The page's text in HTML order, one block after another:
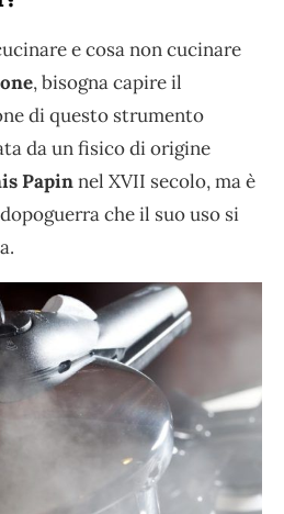
e cosa non cucinare
, bisogna capire il
di questo strumento
da un fisico di origine
Papinnel XVII secolo, ma è
che il suo uso si